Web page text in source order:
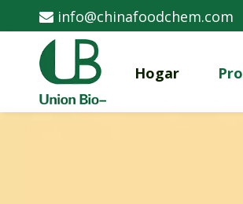
 info@chinafoodchem.com
Hogar